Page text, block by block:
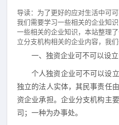
导读：为了更好的应对生活中可
我们需要学习一些相关的企业知
一些相关的企业知识，本站整理
立分支机构相关的企业内容，我们
一、独资企业可不可以设
个人独资企业可不可以设
独立的法人实体，其民事责任
资企业承担。企业分支机构主
司；一种为办事处。